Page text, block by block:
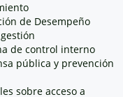
de Desempeño
de control interno
pública y prevención
sobre acceso a